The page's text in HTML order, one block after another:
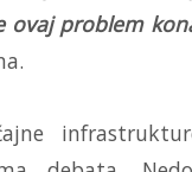
ovaj problem